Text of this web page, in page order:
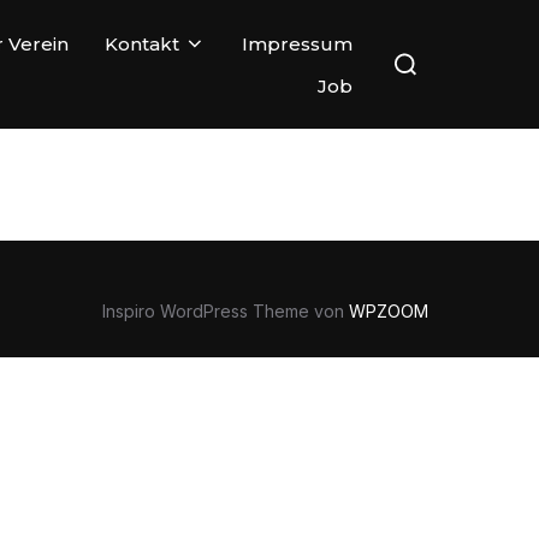
Verein Kontakt
Impressum
Job
nach:
Inspiro WordPress Theme von WPZOOM